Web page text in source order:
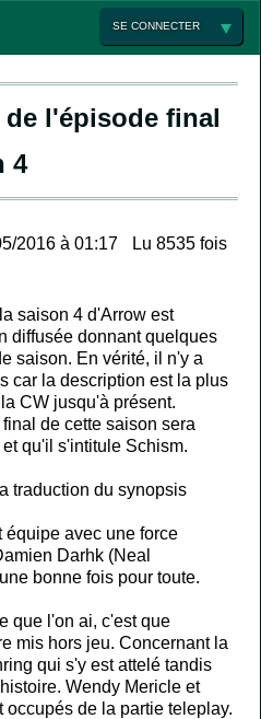
SE CONNECTER
l'épisode final
4
Lu 8535 fois
2016 à 01:17
saison 4 d'Arrow est
diffusée donnant quelques
saison. En vérité, il n'y a
car la description est la plus
CW jusqu'à présent.
de cette saison sera
qu'il s'intitule Schism.
traduction du synopsis
équipe avec une force
Darhk (Neal
bonne fois pour toute.
que l'on ai, c'est que
mis hors jeu. Concernant la
qui s'y est attelé tandis
Wendy Mericle et
occupés de la partie teleplay.